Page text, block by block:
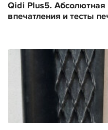
Qidi Plus5.
впечатления и тесты